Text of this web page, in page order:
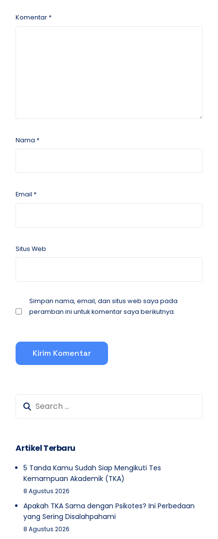
Komentar *
Nama *
Email *
Situs Web
Simpan nama, email, dan situs web saya pada
peramban ini untuk komentar saya berikutnya.
Artikel Terbaru
5 Tanda Kamu Sudah Siap Mengikuti Tes
Kemampuan Akademik (TKA)
8 Agustus 2026
Apakah TKA Sama dengan Psikotes? Ini Perbedaan
yang Sering Disalahpahami
8 Agustus 2026